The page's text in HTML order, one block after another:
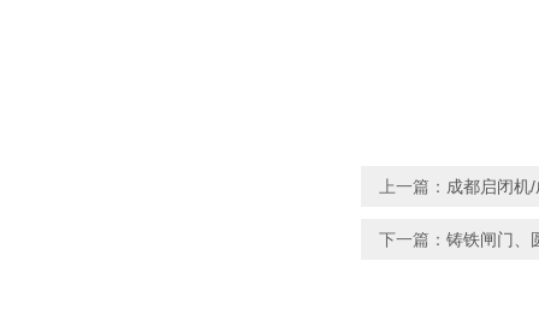
上一篇： 成都启闭机
下一篇： 铸铁闸门、